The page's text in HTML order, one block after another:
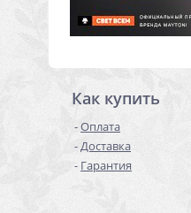
Как купить
Оплата
Доставка
Гарантия